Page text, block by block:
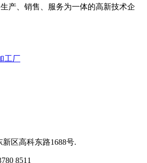
产、销售、服务为一体的高新技术企
工厂
新区高科东路1688号.
8511